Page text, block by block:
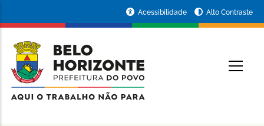
conteúdo
principal
da
Prefeitura
de
Acessibilidade Alto Contraste